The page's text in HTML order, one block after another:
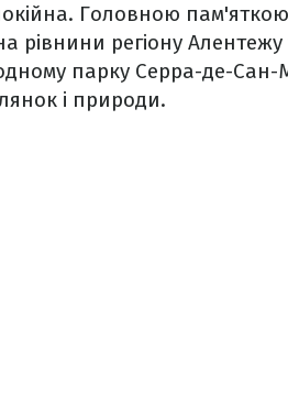
Головною
рівнини регіону Алентежу
парку Серра-де-Сан-
і природи.